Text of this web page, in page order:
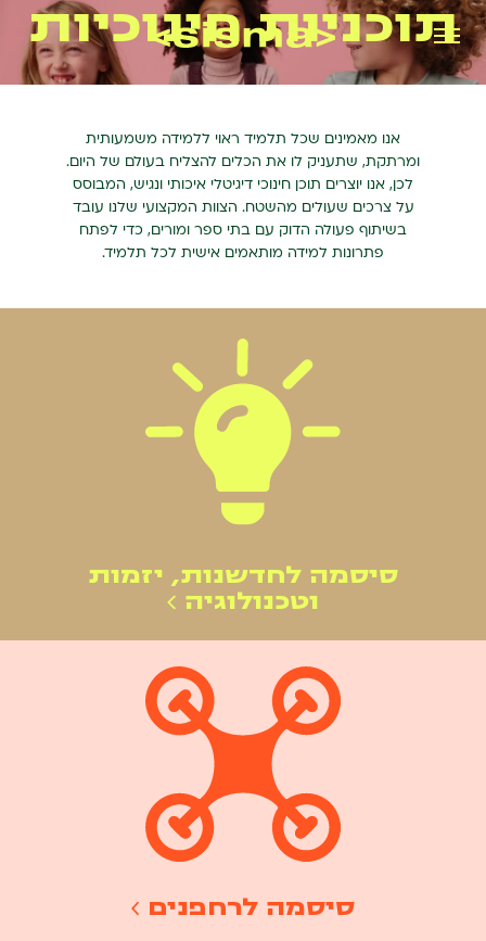
תוכניות חינוכיות
אנו מאמינים שכל תלמיד ראוי ללמידה משמעותית
ומרתקת, שתעניק לו את הכלים להצליח בעולם של היום.
לכן, אנו יוצרים תוכן חינוכי דיגיטלי איכותי ונגיש, המבוסס
על צרכים שעולים מהשטח. הצוות המקצועי שלנו עובד
בשיתוף פעולה הדוק עם בתי ספר ומורים, כדי לפתח
פתרונות למידה מותאמים אישית לכל תלמיד.
סיסמה לחדשנות, יזמות
וטכנולוגיה
סיסמה לרחפנים